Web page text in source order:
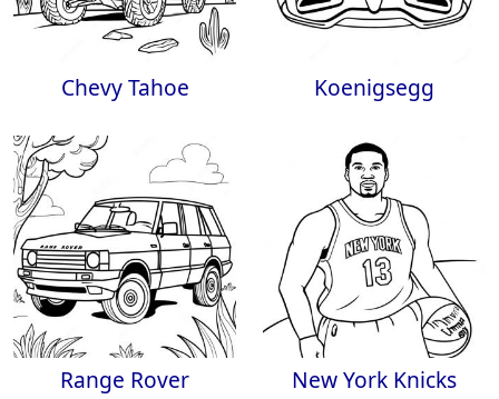
Chevy Tahoe Koenigsegg
Range Rover New York Knicks